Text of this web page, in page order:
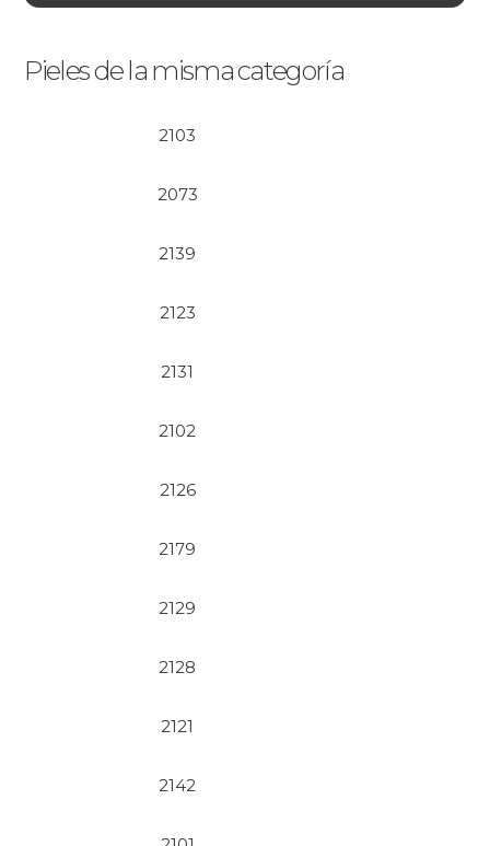
Pieles de la misma categoría
2103
2073
2139
2123
2131
2102
2126
2179
2129
2128
2121
2142